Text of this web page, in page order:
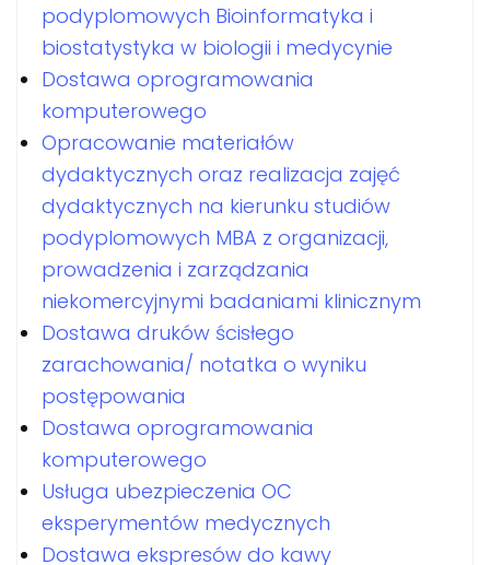
podyplomowych Bioinformatyka i
biostatystyka w biologii i medycynie
Dostawa oprogramowania
komputerowego
Opracowanie materiałów
dydaktycznych oraz realizacja zajęć
dydaktycznych na kierunku studiów
podyplomowych MBA z organizacji,
prowadzenia i zarządzania
niekomercyjnymi badaniami klinicznym
Dostawa druków ścisłego
zarachowania/ notatka o wyniku
postępowania
Dostawa oprogramowania
komputerowego
Usługa ubezpieczenia OC
eksperymentów medycznych
Dostawa ekspresów do kawy